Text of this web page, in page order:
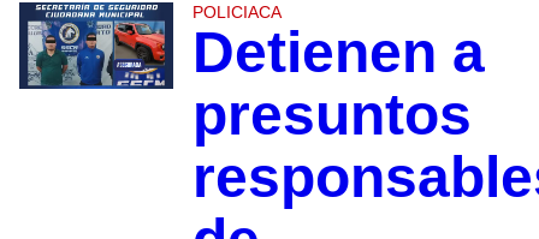
POLICIACA
Detienen a
presuntos